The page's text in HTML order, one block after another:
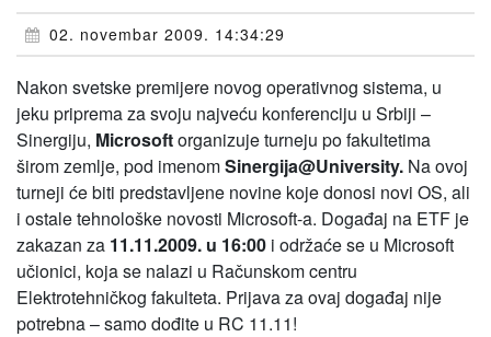
02. novembar 2009. 14:34:29
Nakon svetske premijere novog operativnog sistema, u
jeku priprema za svoju najveću konferenciju u Srbiji –
Sinergiju, Microsoftorganizuje turneju po fakultetima
širom zemlje, pod imenomSinergija@University. Na ovoj
turneji će biti predstavljene novine koje donosi novi OS, ali
i ostale tehnološke novosti Microsoft-a. Događaj na ETF je
zakazan za 11.11.2009. u 16:00 i održaće se u Microsoft
učionici, koja se nalazi u Računskom centru
Elektrotehničkog fakulteta. Prijava za ovaj događaj nije
potrebna – samo dođite u RC 11.11!